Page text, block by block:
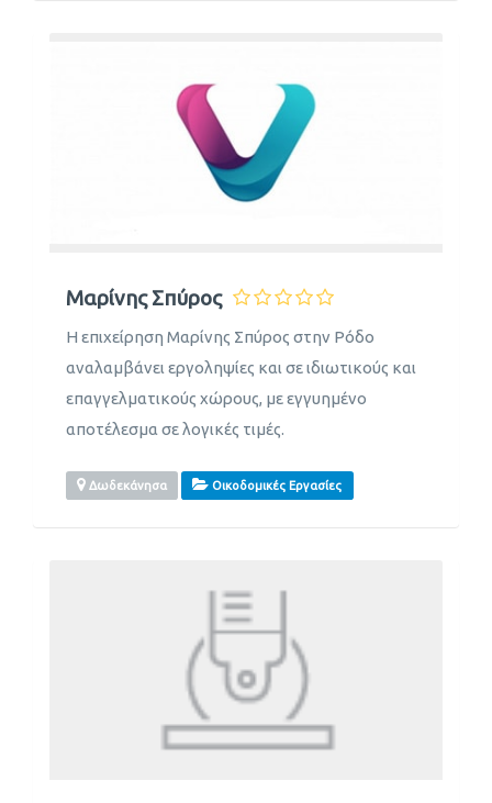
Μαρίνης Σπύρος
Η επιχείρηση Μαρίνης Σπύρος στην Ρόδο
αναλαμβάνει εργοληψίες και σε ιδιωτικούς και
επαγγελματικούς χώρους, με εγγυημένο
αποτέλεσμα σε λογικές τιμές.
Δωδεκάνησα Οικοδομικές Εργασίες